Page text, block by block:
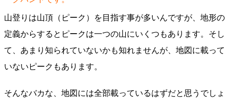
山登りは山頂（ピーク）を目指す事が多いんですが、地形の
定義からするとピークは一つの山にいくつもあります。そし
て、あまり知られていないかも知れませんが、地図に載って
いないピークもあります。
そんなバカな、地図には全部載っているはずだと思うでしょ